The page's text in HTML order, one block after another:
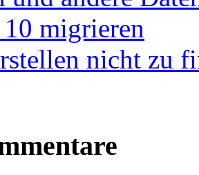
migrieren
nicht zu